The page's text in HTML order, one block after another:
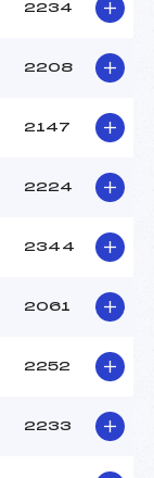
2234
2208
2147
2224
2344
2061
2252
2233